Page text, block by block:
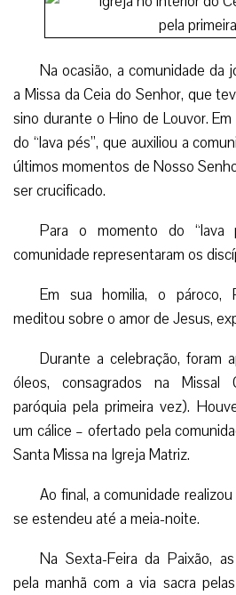
Na ocasião, a comunidade da
a Missa da Ceia do Senhor, que
sino durante o Hino de Louvor.
do “lava pés”, que auxiliou a
últimos momentos de Nosso
ser crucificado.
Para o momento do “lava
comunidade representaram os
Em sua homilia, o pároco,
meditou sobre o amor de Jesus,
Durante a celebração, foram
óleos, consagrados na Missal
paróquia pela primeira vez).
um cálice – ofertado pela
Santa Missa na Igreja Matriz.
Ao final, a comunidade
se estendeu até a meia-noite.
Na Sexta-Feira da Paixão,
pela manhã com a via sacra